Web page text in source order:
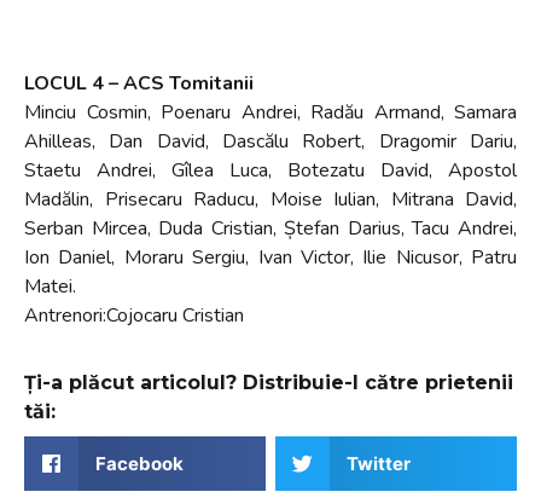
LOCUL 4 – ACS Tomitanii
Minciu Cosmin, Poenaru Andrei, Radău Armand, Samara
Ahilleas, Dan David, Dascălu Robert, Dragomir Dariu,
Staetu Andrei, Gîlea Luca, Botezatu David, Apostol
Madălin, Prisecaru Raducu, Moise Iulian, Mitrana David,
Serban Mircea, Duda Cristian, Ștefan Darius, Tacu Andrei,
Ion Daniel, Moraru Sergiu, Ivan Victor, Ilie Nicusor, Patru
Matei.
Antrenori:Cojocaru Cristian
Ți-a plăcut articolul? Distribuie-l către prietenii
tăi:
Facebook Twitter